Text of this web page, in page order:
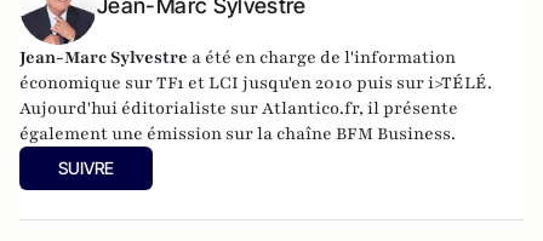
Jean-Marc Sylvestre
Jean-Marc Sylvestre a été en charge de l'information
économique sur TF1 et LCI jusqu'en 2010 puis sur i>TÉLÉ.
Aujourd'hui éditorialiste sur Atlantico.fr, il présente
également une émission sur la chaîne BFM Business.
SUIVRE